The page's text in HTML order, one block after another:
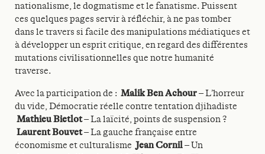
nationalisme, le dogmatisme et le fanatisme. Puissent
ces quelques pages servir à réfléchir, à ne pas tomber
dans le travers si facile des manipulations médiatiques et
à développer un esprit critique, en regard des différentes
mutations civilisationnelles que notre humanité
traverse.
Avec la participation de : Malik Ben Achour– L’horreur
du vide, Démocratie réelle contre tentation djihadiste
Mathieu Bietlot– La laïcité, points de suspension ?
Laurent Bouvet– La gauche française entre
économisme et culturalisme Jean Cornil– Un